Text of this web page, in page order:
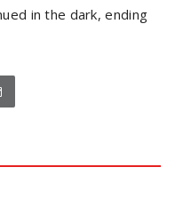
in the dark, ending